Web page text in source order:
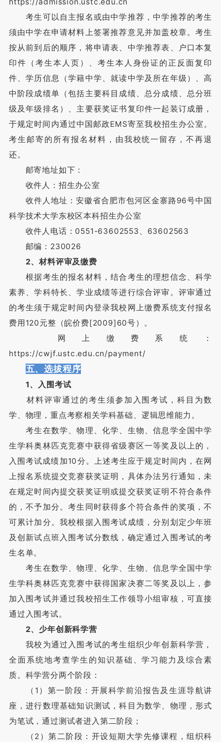
考生可以自主报名或由中学推荐，中学推荐的考生
须由中学在申请材料上签署推荐意见并加盖校章。考生
按从前到后的顺序，将申请表、中学推荐表、户口本复
印件（考生本人页）、考生本人身份证的正反面复印
件、学历信息（学籍中学、就读中学及所在年级）、高
中阶段成绩单（包括主要科目成绩、总分成绩、总分班
级及年级排名）、主要获奖证书复印件一起装订成册，
于规定时间内通过中国邮政EMS寄至我校招生办公室。
考生邮寄的所有报名材料，由我校统一留存，不再退
还。
邮寄地址如下：
收件人：招生办公室
收件人地址：安徽省合肥市包河区金寨路96号中国
科学技术大学东校区本科招生办公室
收件人电话：0551-63602553、63602563
邮编：230026
2、材料评审及缴费
根据考生的报名材料，结合考生的理想信念、科学
素养、学科特长、学业成绩等进行综合评审。评审通过
的考生须于规定时间内登录我校网上缴费系统支付报名
费用120元整（皖价费[2009]60号）。
网上缴费系统：
https://cwjf.ustc.edu.cn/payment/
五、选拔程序
1、入围考试
材料评审通过的考生须参加入围考试，科目为数
学、物理，重点考察相关学科基础、逻辑思维能力。
考生在数学、物理、化学、生物、信息学全国中学
生学科奥林匹克竞赛中获得省级赛区一等奖及以上的，
入围考试成绩加10分。上述考生应于规定时间内，在网
上报名系统提交竞赛获奖证明，具体办法另行通知，未
在规定时间内提交获奖证明或提交获奖证明不符合条件
的，不予加分。考生同时获得多个符合条件的奖项，不
可累计加分。我校根据入围考试成绩，分别划定少年班
及创新试点班入围考试分数线，确定通过入围考试的考
生名单。
考生在数学、物理、化学、生物、信息学全国中学
生学科奥林匹克竞赛中获得国家决赛二等奖及以上，参
加入围考试并通过我校招生工作领导小组审核，可直接
通过入围考试。
2、少年创新科学营
我校为通过入围考试的考生组织少年创新科学营，
全面系统地考查学生的知识基础、学习能力及综合素
质。科学营分两个阶段：
（1）第一阶段：开展科学前沿报告及生涯导航讲
座，进行数理基础知识测试，科目为数学、物理，形式
为笔试，通过测试者进入第二阶段；
（2）第二阶段：开设短期大学先修课程，组织科